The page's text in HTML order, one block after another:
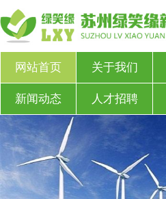
网站首页 关于我们
新闻动态 人才招聘